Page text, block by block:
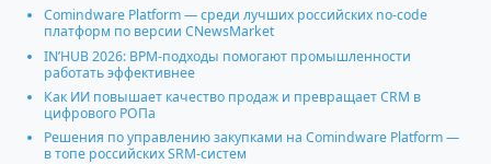
Comindware Platform — среди лучших российских no-code
платформ по версии CNewsMarket
IN’HUB 2026: BPM-подходы помогают промышленности
работать эффективнее
Как ИИ повышает качество продаж и превращает CRM в
цифрового РОПа
Решения по управлению закупками на Comindware Platform —
в топе российских SRM-систем